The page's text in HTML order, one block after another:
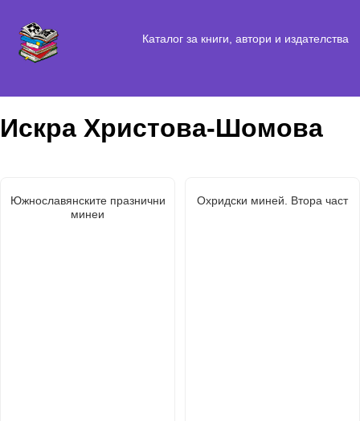
Каталог за книги, автори и издателства
Искра Христова-Шомова
Южнославянските празнични
минеи
Охридски миней. Втора част